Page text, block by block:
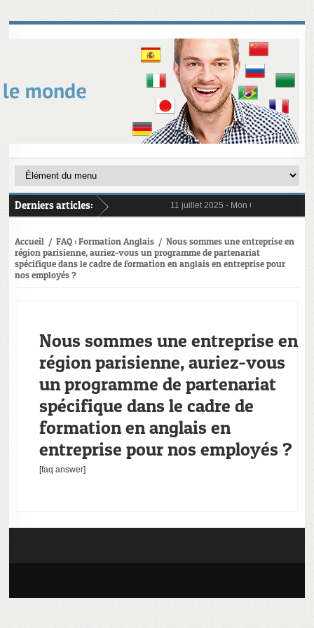
Derniers articles: 11 juillet 2025 - Mon Compte
6 janvier 2025 -Au 1er janvier 2025,
Accueil /FAQ : Formation Anglais /Nous sommes une entreprise en
région parisienne, auriez-vous un programme de partenariat
spécifique dans le cadre de formation en anglais en entreprise pour
nos employés ?
Nous sommes une entreprise en
région parisienne, auriez-vous
un programme de partenariat
spécifique dans le cadre de
formation en anglais en
entreprise pour nos employés ?
[faq answer]